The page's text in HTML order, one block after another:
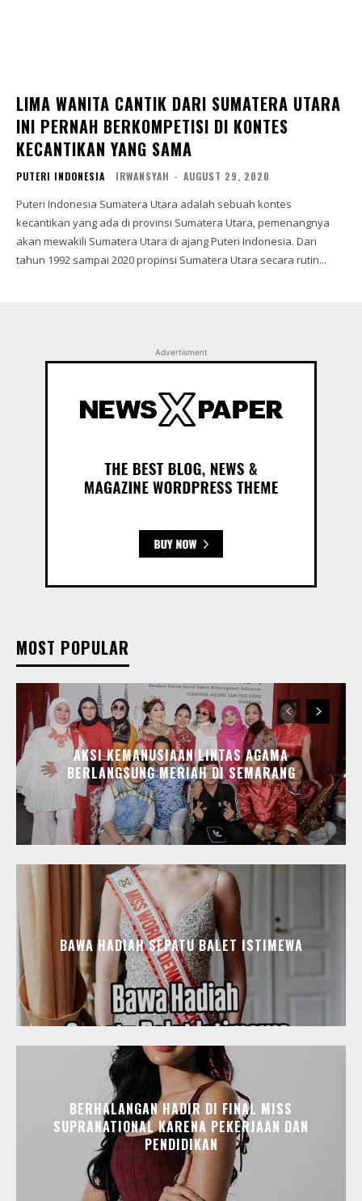
LIMA WANITA CANTIK DARI SUMATERA UTARA
INI PERNAH BERKOMPETISI DI KONTES
KECANTIKAN YANG SAMA
PUTERI INDONESIA IRWANSYAH - AUGUST 29, 2020
Puteri Indonesia Sumatera Utara adalah sebuah kontes
kecantikan yang ada di provinsi Sumatera Utara, pemenangnya
akan mewakili Sumatera Utara di ajang Puteri Indonesia. Dari
tahun 1992 sampai 2020 propinsi Sumatera Utara secara rutin...
Advertisment
MOST POPULAR
AKSI KEMANUSIAAN LINTAS AGAMA
BERLANGSUNG MERIAH DI SEMARANG
BAWA HADIAH SEPATU BALET ISTIMEWA
BERHALANGAN HADIR DI FINAL MISS
SUPRANATIONAL KARENA PEKERJAAN DAN
PENDIDIKAN